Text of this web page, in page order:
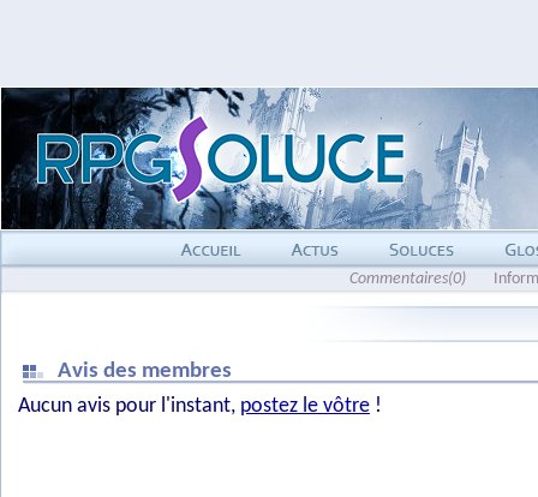
Commentaires(0)
Avis des membres
Aucun avis pour l'instant, postez le vôtre !